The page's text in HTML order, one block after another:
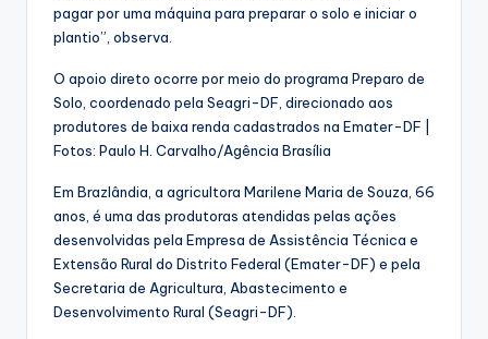
pagar por uma máquina para preparar o solo e iniciar o
plantio”, observa.
O apoio direto ocorre por meio do programa Preparo de
Solo, coordenado pela Seagri-DF, direcionado aos
produtores de baixa renda cadastrados na Emater-DF |
Fotos: Paulo H. Carvalho/Agência Brasília
Em Brazlândia, a agricultora Marilene Maria de Souza, 66
anos, é uma das produtoras atendidas pelas ações
desenvolvidas pela Empresa de Assistência Técnica e
Extensão Rural do Distrito Federal (Emater-DF) e pela
Secretaria de Agricultura, Abastecimento e
Desenvolvimento Rural (Seagri-DF).